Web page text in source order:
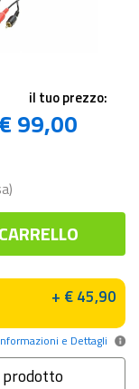
il tuo prezzo:
€ 99,00
+ € 45,90
e Dettagli
prodotto